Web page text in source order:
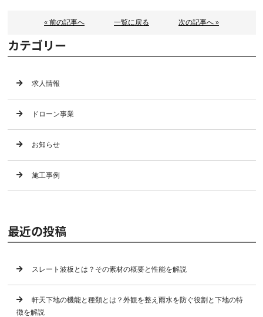
« 前の記事へ 一覧に戻る 次の記事へ »
カテゴリー
求人情報
ドローン事業
お知らせ
施工事例
最近の投稿
スレート波板とは？その素材の概要と性能を解説
軒天下地の機能と種類とは？外観を整え雨水を防ぐ役割と下地の特
徴を解説